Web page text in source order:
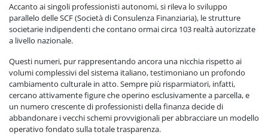
Accanto ai singoli professionisti autonomi, si rileva lo sviluppo
parallelo delle SCF (Società di Consulenza Finanziaria), le strutture
societarie indipendenti che contano ormai circa 103 realtà autorizzate
a livello nazionale.
Questi numeri, pur rappresentando ancora una nicchia rispetto ai
volumi complessivi del sistema italiano, testimoniano un profondo
cambiamento culturale in atto. Sempre più risparmiatori, infatti,
cercano attivamente figure che operino esclusivamente a parcella, e
un numero crescente di professionisti della finanza decide di
abbandonare i vecchi schemi provvigionali per abbracciare un modello
operativo fondato sulla totale trasparenza.